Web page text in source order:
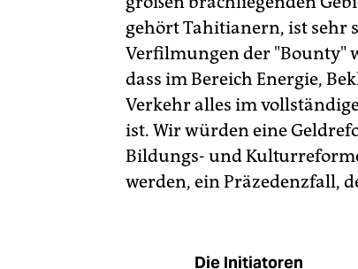
gehört Tahitianern, ist sehr
Verfilmungen der "Bounty"
dass im Bereich Energie,
Verkehr alles im
ist. Wir würden eine
Bildungs- und
werden, ein Präzedenzfall,
Die Initiatoren